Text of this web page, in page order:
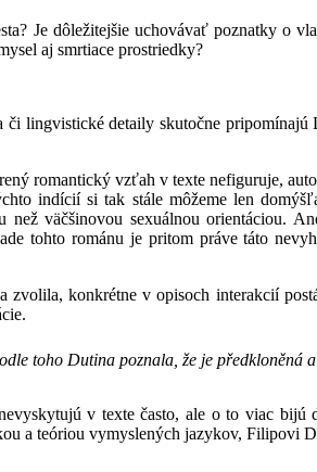
Je dôležitejšie uchovávať poznatky o
aj smrtiace prostriedky?
lingvistické detaily skutočne
romantický vzťah v texte nefiguruje,
indícií si tak stále môžeme len
väčšinovou sexuálnou orientáciou.
tohto románu je pritom práve táto
konkrétne v opisoch interakcií
toho Dutina poznala, že je předkloněná
v texte často, ale o to viac
a teóriou vymyslených jazykov, Filipovi